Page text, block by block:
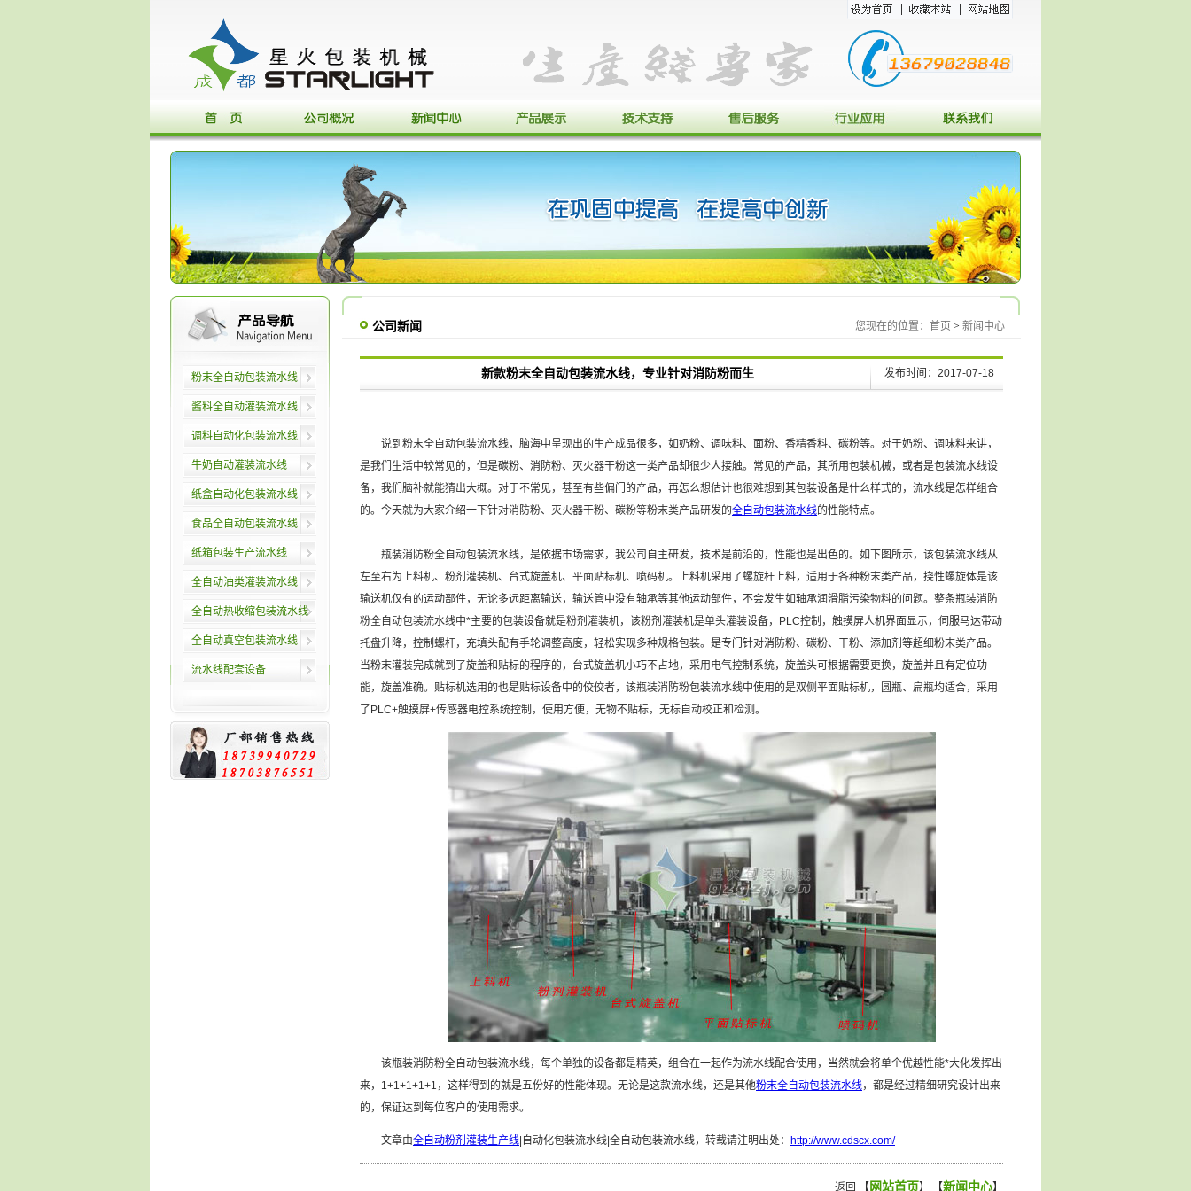
粉末全自动包装流水线
酱料全自动灌装流水线
调料自动化包装流水线
牛奶自动灌装流水线
纸盒自动化包装流水线
食品全自动包装流水线
纸箱包装生产流水线
全自动油类灌装流水线
全自动热收缩包装流水线
全自动真空包装流水线
流水线配套设备
公司新闻 您现在的位置： 首页 > 新闻中心
新款粉末全自动包装流水线，专业针对消防粉而生 发布时间：2017-07-18
说到粉末全自动包装流水线，脑海中呈现出的生产成品很多，如奶粉、调味料、面粉、香精香料、碳粉等。对于奶粉、调味料来讲，
是我们生活中较常见的，但是碳粉、消防粉、灭火器干粉这一类产品却很少人接触。常见的产品，其所用包装机械，或者是包装流水线设
备，我们脑补就能猜出大概。对于不常见，甚至有些偏门的产品，再怎么想估计也很难想到其包装设备是什么样式的，流水线是怎样组合
的。今天就为大家介绍一下针对消防粉、灭火器干粉、碳粉等粉末类产品研发的全自动包装流水线的性能特点。
瓶装消防粉全自动包装流水线，是依据市场需求，我公司自主研发，技术是前沿的，性能也是出色的。如下图所示，该包装流水线从
左至右为上料机、粉剂灌装机、台式旋盖机、平面贴标机、喷码机。上料机采用了螺旋杆上料，适用于各种粉末类产品，挠性螺旋体是该
输送机仅有的运动部件，无论多远距离输送，输送管中没有轴承等其他运动部件，不会发生如轴承润滑脂污染物料的问题。整条瓶装消防
粉全自动包装流水线中*主要的包装设备就是粉剂灌装机，该粉剂灌装机是单头灌装设备，PLC控制，触摸屏人机界面显示，伺服马达带动
托盘升降，控制螺杆，充填头配有手轮调整高度，轻松实现多种规格包装。是专门针对消防粉、碳粉、干粉、添加剂等超细粉末类产品。
当粉末灌装完成就到了旋盖和贴标的程序的，台式旋盖机小巧不占地，采用电气控制系统，旋盖头可根据需要更换，旋盖并且有定位功
能，旋盖准确。贴标机选用的也是贴标设备中的佼佼者，该瓶装消防粉包装流水线中使用的是双侧平面贴标机，圆瓶、扁瓶均适合，采用
了PLC+触摸屏+传感器电控系统控制，使用方便，无物不贴标，无标自动校正和检测。
该瓶装消防粉全自动包装流水线，每个单独的设备都是精英，组合在一起作为流水线配合使用，当然就会将单个优越性能*大化发挥出
来，1+1+1+1+1，这样得到的就是五份好的性能体现。无论是这款流水线，还是其他粉末全自动包装流水线，都是经过精细研究设计出来
的，保证达到每位客户的使用需求。
文章由全自动粉剂灌装生产线 |自动化包装流水线|全自动包装流水线，转载请注明出处： http://www.cdscx.com/
返回 【 网站首页】 【新闻中心】